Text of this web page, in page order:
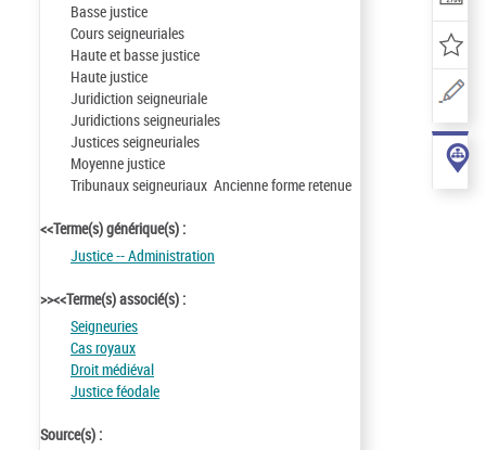
Basse justice
Cours seigneuriales
Haute et basse justice
Haute justice
Juridiction seigneuriale
Juridictions seigneuriales
Justices seigneuriales
Moyenne justice
Tribunaux seigneuriaux Ancienne forme retenue
<<Terme(s) générique(s) :
Justice -- Administration
>><<Terme(s) associé(s) :
Seigneuries
Cas royaux
Droit médiéval
Justice féodale
Source(s) :